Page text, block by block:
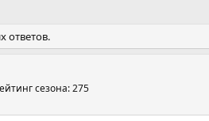
ответов.
сезона: 275